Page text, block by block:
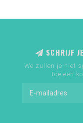
SCHRIJF
We zullen je niet
toe een